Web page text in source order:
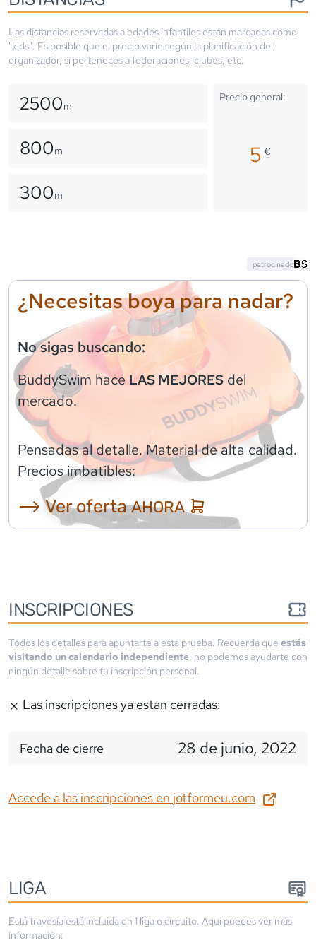
Las distancias reservadas a edades infantiles están marcadas como
"kids". Es posible que el precio varíe según la planificación del
organizador, si perteneces a federaciones, clubes, etc.
2500m
800m
300m
Precio general:
5€
¿Necesitas boya para nadar?
No sigas buscando:
BuddySwim haceLAS MEJORES del
mercado.
Pensadas al detalle. Material de alta calidad.
Precios imbatibles:
⟶ Ver ofertaAHORA
patrocinado
INSCRIPCIONES
Todos los detalles para apuntarte a esta prueba. Recuerda que estás
visitando un calendario independiente, no podemos ayudarte con
ningún detalle sobre tu inscripción personal.
Las inscripciones ya estan cerradas:
Fecha de cierre 28 de junio, 2022
Accede a las inscripciones en jotformeu.com
LIGA
Está travesía está incluida en 1 liga o circuito. Aquí puedes ver más
información: